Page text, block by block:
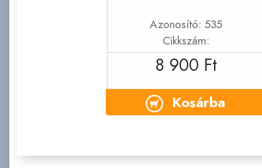
Azonosító: 535
Cikkszám:
8 900 Ft
Kosárba